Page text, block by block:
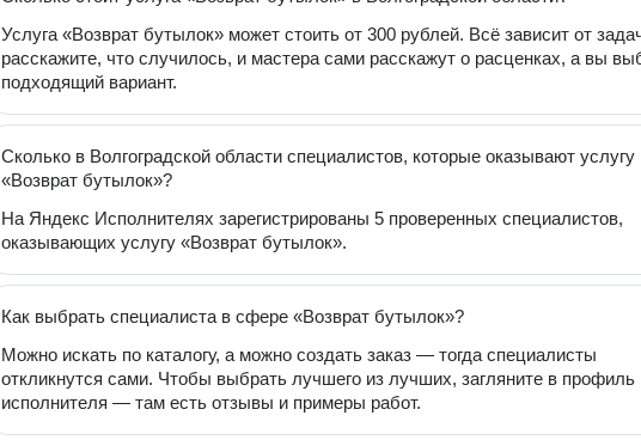
Услуга «Возврат бутылок» может стоить от 300 рублей. Всё зависит от
расскажите, что случилось, и мастера сами расскажут о расценках, а вы
подходящий вариант.
Сколько в Волгоградской области специалистов, которые оказывают услугу
«Возврат бутылок»?
На Яндекс Исполнителях зарегистрированы 5 проверенных специалистов,
оказывающих услугу «Возврат бутылок».
Как выбрать специалиста в сфере «Возврат бутылок»?
Можно искать по каталогу, а можно создать заказ — тогда специалисты
откликнутся сами. Чтобы выбрать лучшего из лучших, загляните в профиль
исполнителя — там есть отзывы и примеры работ.